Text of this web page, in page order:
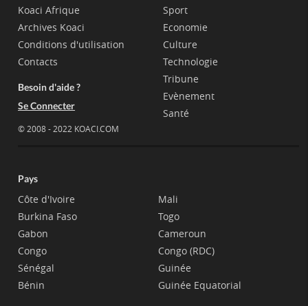
Koaci Afrique
Archives Koaci
Conditions d'utilisation
Contacts
Besoin d'aide ?
Se Connecter
© 2008 - 2022 KOACI.COM
Sport
Economie
Culture
Technologie
Tribune
Evènement
Santé
Pays
Côte d'Ivoire
Burkina Faso
Gabon
Congo
Sénégal
Bénin
Mali
Togo
Cameroun
Congo (RDC)
Guinée
Guinée Equatorial